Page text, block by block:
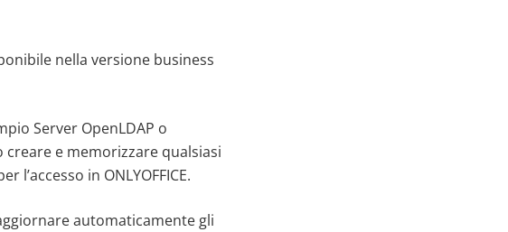
nella versione business
Server OpenLDAP o
e memorizzare qualsiasi
in ONLYOFFICE.
automaticamente gli